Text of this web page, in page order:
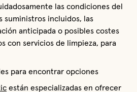
las condiciones del
suministros incluidos, las
anticipada o posibles costes
con servicios de limpieza, para
para encontrar opciones
están especializadas en ofrecer